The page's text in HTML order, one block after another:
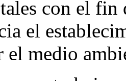
con el fin
el
el medio